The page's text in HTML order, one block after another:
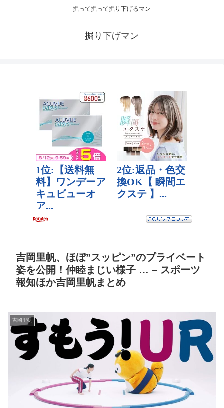
掘って掘って掘り下げるマン
掘り下げマン
吉岡里帆、ほぼ”スッピン”のプライベート
姿を公開！仲睦まじい様子 … – スポーツ
報知ほか吉岡里帆まとめ
吉岡里帆